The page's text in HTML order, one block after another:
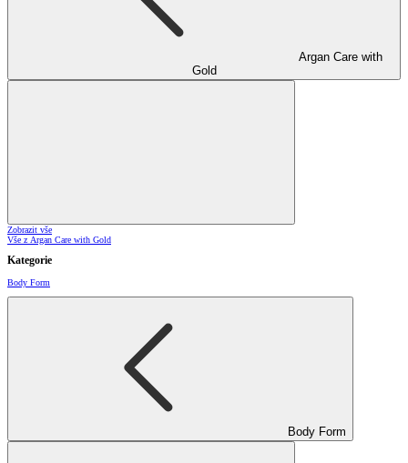
Argan Care with
Gold
Zobrazit vše
Vše z Argan Care with Gold
Kategorie
Body Form
Body Form